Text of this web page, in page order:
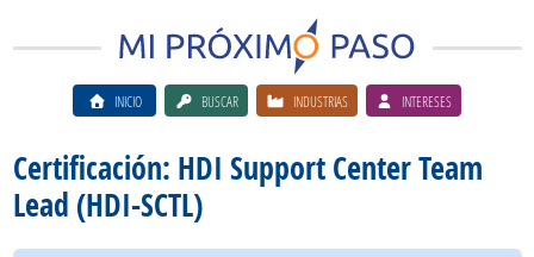
INICIO BUSCAR INDUSTRIAS INTERESES
Certificación: HDI Support Center Team
Lead (HDI-SCTL)